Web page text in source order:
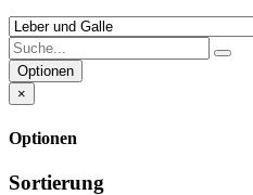
Optionen
×
Optionen
Sortierung